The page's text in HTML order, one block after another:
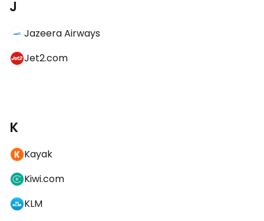
J
Jazeera Airways
Jet2.com
K
Kayak
Kiwi.com
KLM